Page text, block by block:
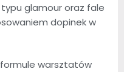
glamour oraz fale
dopinek w
warsztatów